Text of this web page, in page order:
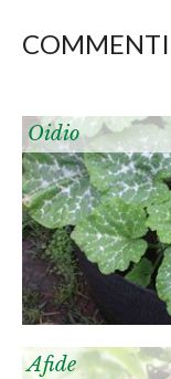
Oidio
Afide